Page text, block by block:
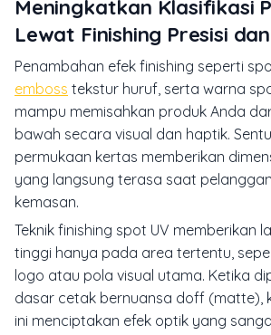
Meningkatkan Klasifikasi
Lewat Finishing Presisi dan
Penambahan efek finishing seperti
emboss tekstur huruf, serta warna
mampu memisahkan produk Anda
bawah secara visual dan haptik.
permukaan kertas memberikan
yang langsung terasa saat
kemasan.
Teknik finishing spot UV memberikan
tinggi hanya pada area tertentu,
logo atau pola visual utama. Ketika
dasar cetak bernuansa doff (matte),
ini menciptakan efek optik yang